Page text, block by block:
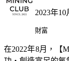
2023年10
財富
在2022年8月，【